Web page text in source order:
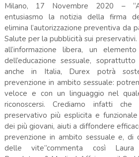
Milano, 17 Novembre 2020 –
entusiasmo la notizia della firma
elimina l’autorizzazione preventiva da
Salute per la pubblicità sui
all’informazione libera, un
dell’educazione sessuale,
anche in Italia, Durex potrà
prevenzione in ambito sessuale:
veloce e con un linguaggio nel
riconoscersi. Crediamo infatti
preservativo più esplicita e
dei più giovani, aiuti a diffondere
prevenzione in ambito sessuale e, di
delle vite”commenta così Laura